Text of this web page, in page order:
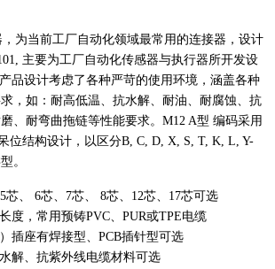
为当前工厂自动化领域最常用的连接器，设计
主要为工厂自动化传感器与执行器所开发设
品设计考虑了各种严苛的使用环境，涵盖各种
，如：耐高低温、抗水解、耐油、耐腐蚀、抗
、耐弯曲拖链等性能要求。M12 A型 编码采用
位结构设计，以区分B, C, D, X, S, T, K, L, Y-
。
芯、 6芯、7芯、 8芯、12芯、17芯可选
度，常用预铸PVC、PUR或TPE电缆
插座有焊接型、PCB插针型可选
解、抗紫外线电缆材料可选